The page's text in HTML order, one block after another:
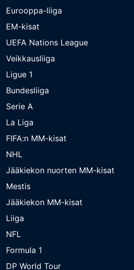
Eurooppa-liiga
EM-kisat
UEFA Nations League
Veikkausliiga
Ligue 1
Bundesliiga
Serie A
La Liga
FIFA:n MM-kisat
NHL
Jääkiekon nuorten MM-kisat
Mestis
Jääkiekon MM-kisat
Liiga
NFL
Formula 1
DP World Tour